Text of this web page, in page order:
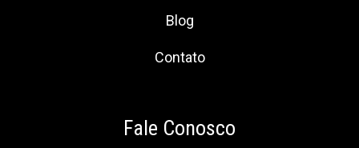
Blog
Contato
Fale Conosco